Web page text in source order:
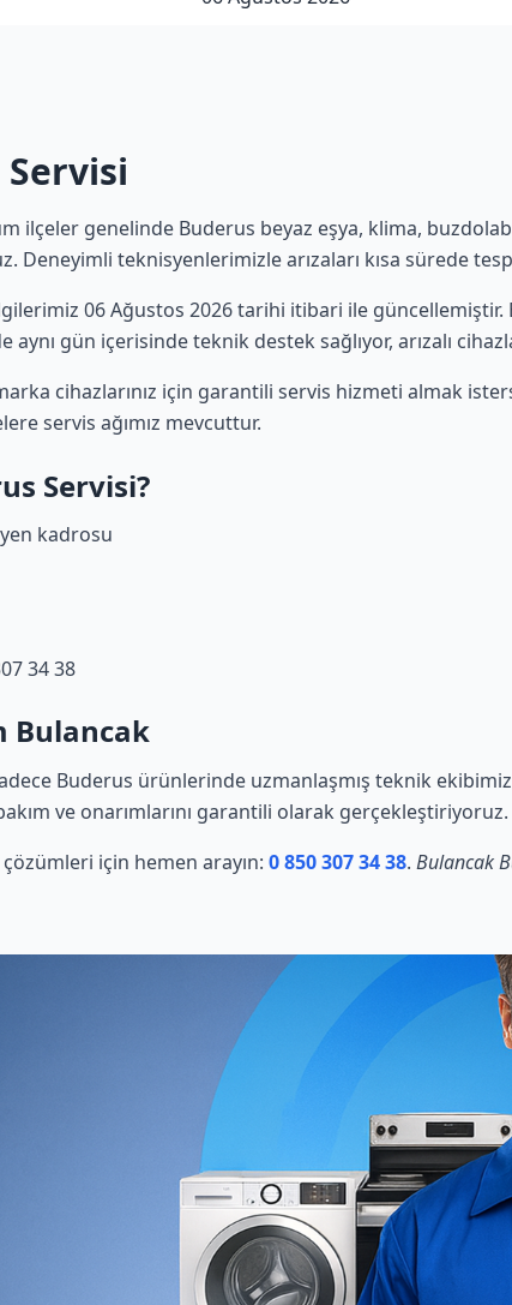
ilçeler genelinde Buderus beyaz eşya, klima,
teknisyenlerimizle arızaları kısa sürede
06 Ağustos 2026 tarihi itibari ile
aynı gün içerisinde teknik destek sağlıyor, arızalı
cihazlarınız için garantili servis hizmeti almak
servis ağımız mevcuttur.
Servisi?
kadrosu
34 38
Bulancak
Buderus ürünlerinde uzmanlaşmış teknik
ve onarımlarını garantili olarak gerçekleştiriyoruz.
için hemen arayın: 0 850 307 34 38. Bulancak